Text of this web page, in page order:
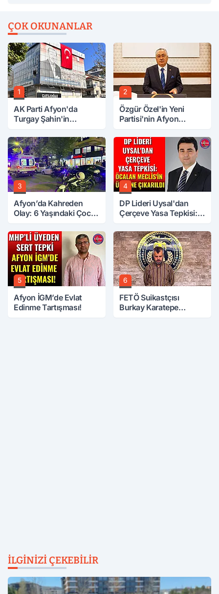
ÇOK OKUNANLAR
1
AK Parti Afyon'da
Turgay Şahin'in
2
Özgür Özel'in Yeni
Partisi'nin Afyon
3
Afyon’da Kahreden
Olay: 6 Yaşındaki Çocuk
4
DP Lideri Uysal'dan
Çerçeve Yasa Tepkisi:
Üzerine Çıkarıldı
5
Afyon İGM’de Evlat
Edinme Tartışması!
6
FETÖ Suikastçısı
Burkay Karatepe
İLGINIZI ÇEKEBILIR